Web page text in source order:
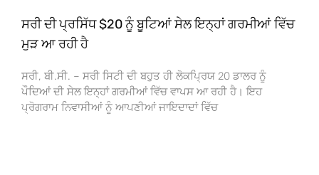
ਸਰੀ ਦੀ ਪ੍ਰਸਿੱਧ $20 ਨੂੰ ਬੂਟਿਆਂ ਸੇਲ ਇਨ੍ਹਾਂ ਗਰਮੀਆਂ ਵਿੱਚ
ਮੁੜ ਆ ਰਹੀ ਹੈ
ਸਰੀ, ਬੀ.ਸੀ. – ਸਰੀ ਸਿਟੀ ਦੀ ਬਹੁਤ ਹੀ ਲੋਕਪ੍ਰਿਯ 20 ਡਾਲਰ ਨੂੰ
ਪੌਦਿਆਂ ਦੀ ਸੇਲ ਇਨ੍ਹਾਂ ਗਰਮੀਆਂ ਵਿੱਚ ਵਾਪਸ ਆ ਰਹੀ ਹੈ। ਇਹ
ਪ੍ਰੋਗਰਾਮ ਨਿਵਾਸੀਆਂ ਨੂੰ ਆਪਣੀਆਂ ਜਾਇਦਾਦਾਂ ਵਿੱਚ